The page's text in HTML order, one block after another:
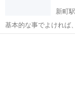
新町駅
基本的な事でよければ
い！笑 ジュースやうど